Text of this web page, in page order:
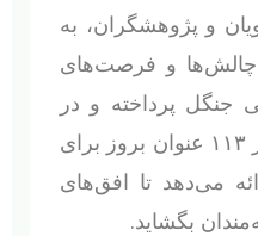
و پژوهشگران، به
چالش‌ها و فرصت‌های
جنگل پرداخته و در
نهایت، مجموعه‌ای غنی از ۱۱۳ عنوان بروز برای
می‌دهد تا افق‌های
بگشاید.